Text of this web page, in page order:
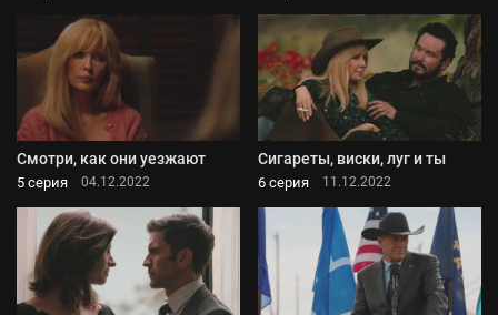
Смотри, как они уезжают
5 серия 04.12.2022
Сигареты, виски, луг и ты
6 серия 11.12.2022